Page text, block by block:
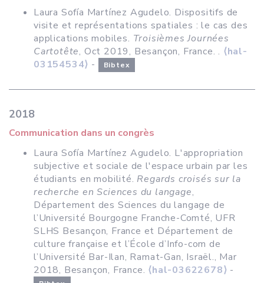
Laura Sofía Martínez Agudelo. Dispositifs de
visite et représentations spatiales : le cas des
applications mobiles. Troisièmes Journées
Cartotête, Oct 2019, Besançon, France.. ⟨hal-
03154534⟩ - Bibtex
2018
Communication dans un congrès
Laura Sofía Martínez Agudelo. L'appropriation
subjective et sociale de l'espace urbain par les
étudiants en mobilité. Regards croisés sur la
recherche en Sciences du langage,
Département des Sciences du langage de
l’Université Bourgogne Franche-Comté, UFR
SLHS Besançon, France et Département de
culture française et l’École d’Info-com de
l’Université Bar-Ilan, Ramat-Gan, Israël., Mar
2018, Besançon, France. ⟨hal-03622678⟩ -